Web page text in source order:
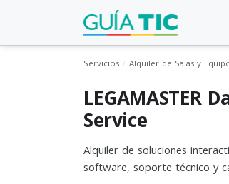
Servicios Alquiler de Salas y
LEGAMASTER
Service
Alquiler de soluciones
software, soporte técnico y